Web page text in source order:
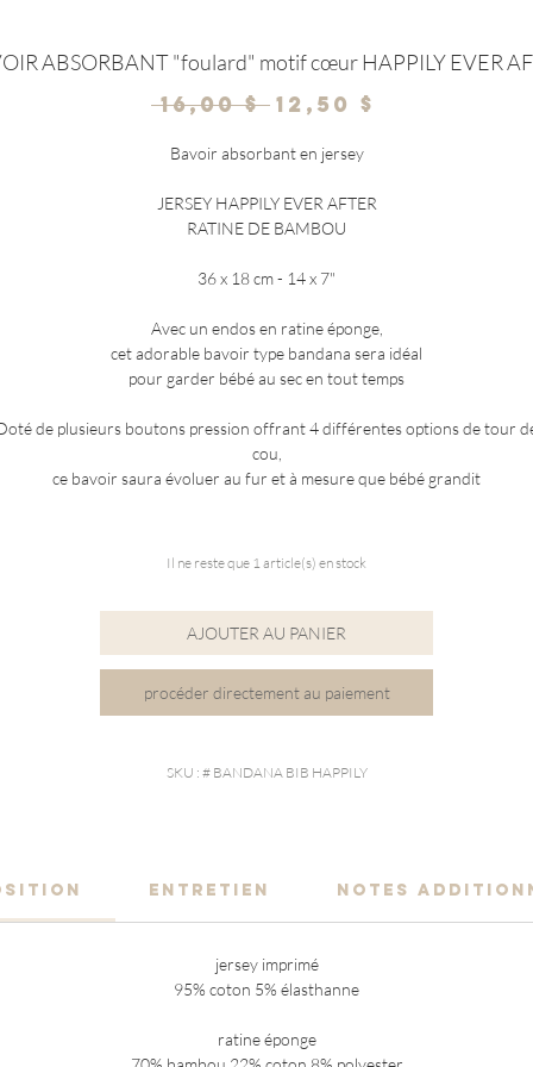
ABSORBANT "foulard" motif cœur HAPPILY EVER
16,00 $ Prix
12,50 $
Bavoir absorbant en jersey
JERSEY HAPPILY EVER AFTER
RATINE DE BAMBOU
36 x 18 cm - 14 x 7"
Avec un endos en ratine éponge,
cet adorable bavoir type bandana sera idéal
pour garder bébé au sec en tout temps
de plusieurs boutons pression offrant 4 différentes options de tour
cou,
ce bavoir saura évoluer au fur et à mesure que bébé grandit
Il ne reste que 1 article(s) en stock
AJOUTER AU PANIER
procéder directement au paiement
SKU : # BANDANA BIB HAPPILY
ENTRETIEN NOTES
jersey imprimé
95% coton 5% élasthanne
ratine éponge